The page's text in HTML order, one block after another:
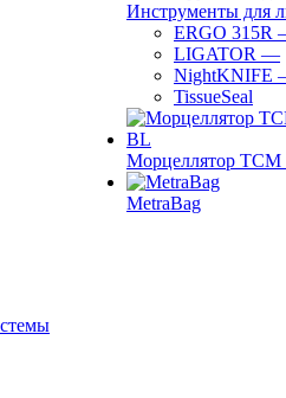
Инструменты для
ERGO 315R
LIGATOR —
NightKNIFE
TissueSeal
Морцеллятор ТСМ
MetraBag